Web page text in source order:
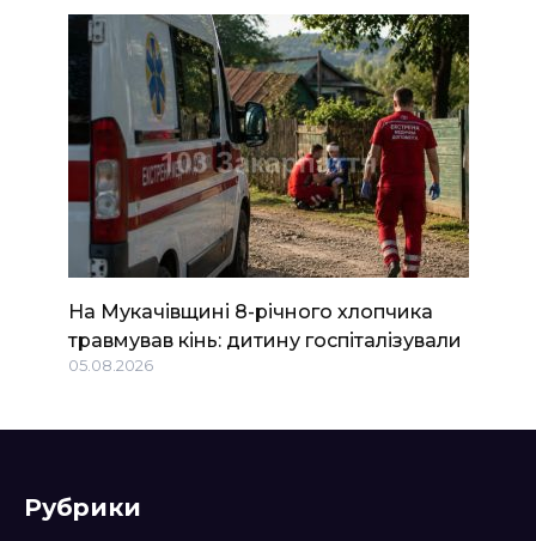
На Мукачівщині 8-річного хлопчика
травмував кінь: дитину госпіталізували
05.08.2026
Рубрики